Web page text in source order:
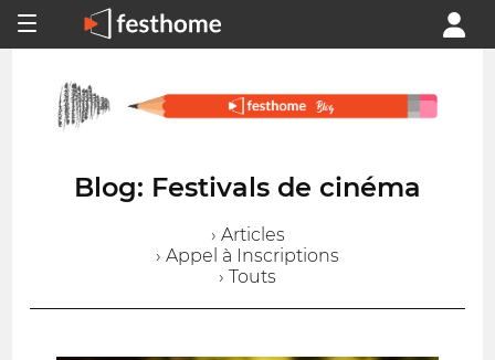
Blog: Festivals de cinéma
› Articles
› Appel à Inscriptions
› Touts